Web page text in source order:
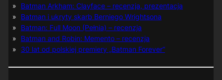
Batman Arkham: Clayface – recenzja, prezentacja
Batman i ukryty skarb Berniego Wrightsona
Batman: Full Moon (Pełnia) – recenzja
Batman and Robin: Memento – recenzja
30 lat od polskiej premiery „Batman Forever”